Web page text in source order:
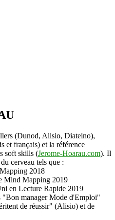
(Dunod, Alisio, Diateino),
et français) et la référence
soft skills (Jerome-Hoarau.com). Il
cerveau tels que :
2018
Mind Mapping 2019
en Lecture Rapide 2019
"Bon manager Mode d'Emploi"
de réussir" (Alisio) et de